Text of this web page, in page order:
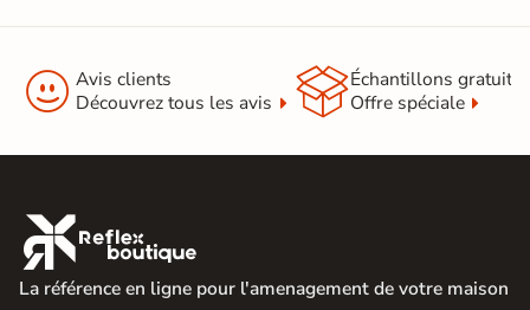
 Avis clients
Découvrez tous les avis
Échantillons gratuit
Offre spéciale

La référence en ligne pour l'amenagement de votre maison